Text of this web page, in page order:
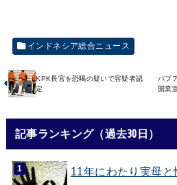
インドネシア総合ニュース
KPK長官を恐喝の疑いで容疑者認
定
パプ
開業
記事ランキング（過去30日）
11年にわたり実母